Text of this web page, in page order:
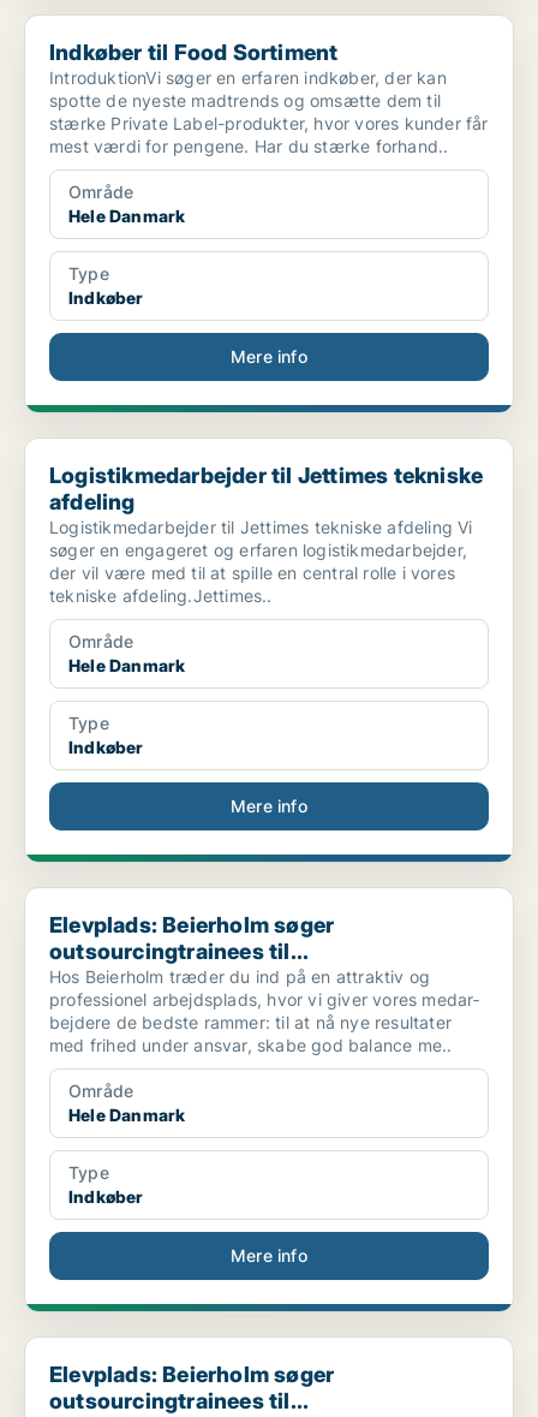
Indkøber til Food Sortiment
Indkøber til Food Sortiment
IntroduktionVi søger en erfaren indkøber, der kan
spotte de nyeste madtrends og omsætte dem til
stærke Private Label-produkter, hvor vores kunder får
mest værdi for pengene. Har du stærke forhand..
Område
Hele Danmark
Type
Indkøber
Mere info
Logistikmedarbejder til Jettimes tekniske afdeling
Logistikmedarbejder til Jettimes tekniske
afdeling
Logistikmedarbejder til Jettimes tekniske afdeling Vi
søger en engageret og erfaren logistikmedarbejder,
der vil være med til at spille en central rolle i vores
tekniske afdeling.Jettimes..
Område
Hele Danmark
Type
Indkøber
Mere info
Elevplads: Beierholm søger outsourcingtrainees til...
Elevplads: Beierholm søger
outsourcingtrainees til...
Hos Beierholm træder du ind på en attraktiv og
professionel arbejdsplads, hvor vi giver vores medar­
bejdere de bedste rammer: til at nå nye re­sultater
med frihed under ansvar, skabe god balance me..
Område
Hele Danmark
Type
Indkøber
Mere info
Elevplads: Beierholm søger outsourcingtrainees til...
Elevplads: Beierholm søger
outsourcingtrainees til...